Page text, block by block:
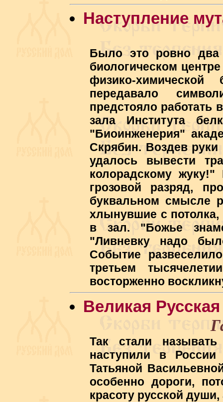
Наступление
Было это ровно два
биологическом
физико-
передавало
предстояло работать
зала Института
"Биоинженерия"
Скрябин. Воздев руки
удалось вывести
колорадскому
грозовой разряд,
буквальном смысле
хлынувшие с
в зал. "Божье
"Ливневку надо
Событие
третьем
восторженно
Великая
Так стали
наступили в
Татьяной
особенно дороги,
красоту русской